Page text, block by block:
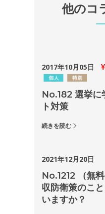
他のコ
2017年10月05日
No.182 選挙に
ト対策
続きを読む
2021年12月20日
No.1212 （無
収防衛策のこ
いますか？